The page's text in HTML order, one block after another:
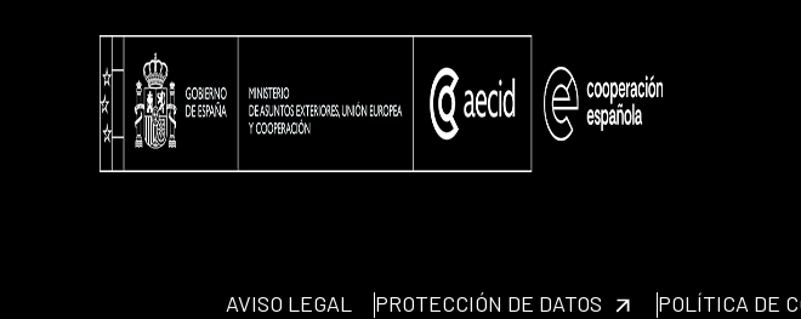
AVISO LEGAL PROTECCIÓN DE DATOS POLÍTICA DE